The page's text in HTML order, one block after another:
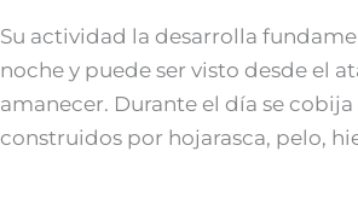
Su actividad la desarrolla
noche y puede ser visto desde el
amanecer. Durante el día se
construidos por hojarasca, pelo,